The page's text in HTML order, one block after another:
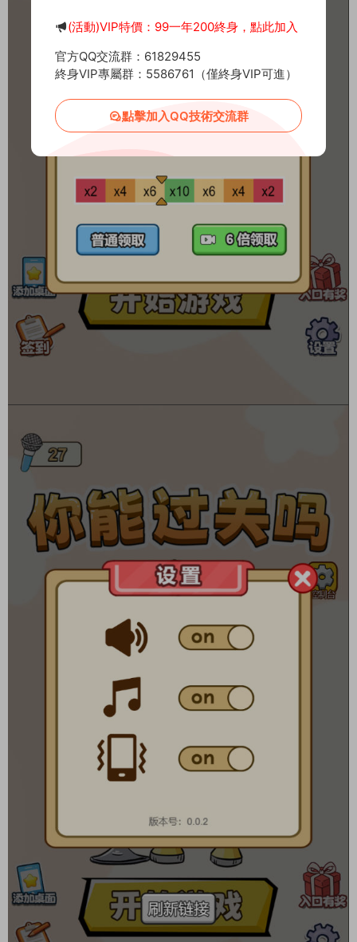
(活動)VIP特價：99一年200終身，點此加入
官方QQ交流群：61829455
終身VIP專屬群：5586761（僅終身VIP可進）
點擊加入QQ技術交流群